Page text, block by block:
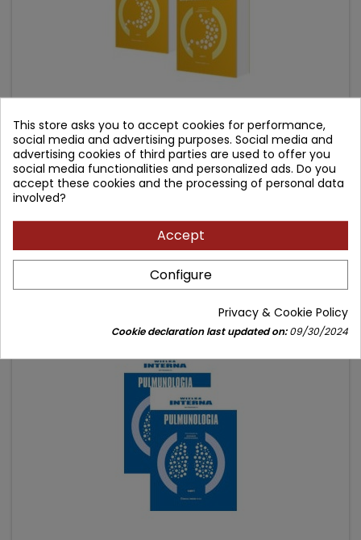
WIELKA INTERNA - GASTROENTEROLOGIA - CZĘŚĆ 1-2
Author: Andrzej Dąbrowski
komplet
Price
318.90 złRegular
price
378.00 zł
 Add to cart
This store asks you to accept cookies for performance,
social media and advertising purposes. Social media and
advertising cookies of third parties are used to offer you
social media functionalities and personalized ads. Do you
accept these cookies and the processing of personal data
involved?
Accept
Configure
Privacy & Cookie Policy
Cookie declaration last updated on:09/30/2024